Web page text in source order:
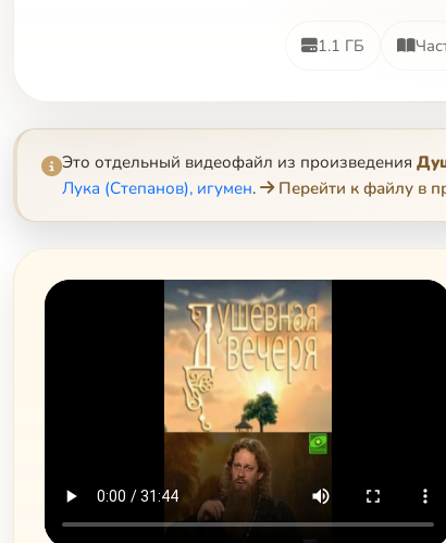
1.1 ГБ
Это отдельный видеофайл из произведения
Лука (Степанов), игумен. Перейти к файлу в